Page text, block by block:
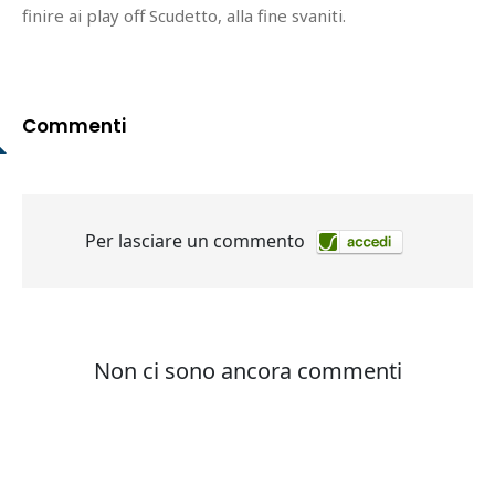
finire ai play off Scudetto, alla fine svaniti.
Commenti